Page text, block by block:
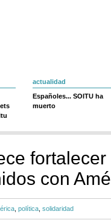
actualidad
Españoles... SOITU ha
muerto
con
política solidaridad